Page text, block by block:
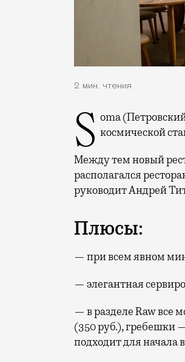
2 мин. чтения
Soma (Петровский бульвар, 14) похож на эстетскую пещеру или на филиал космической
Между тем новый
располагался
руководит Андрей
Плюсы:
— при всем явном
— элегантная
— в разделе Raw все
(350 руб.), гребешки
подходит для начала